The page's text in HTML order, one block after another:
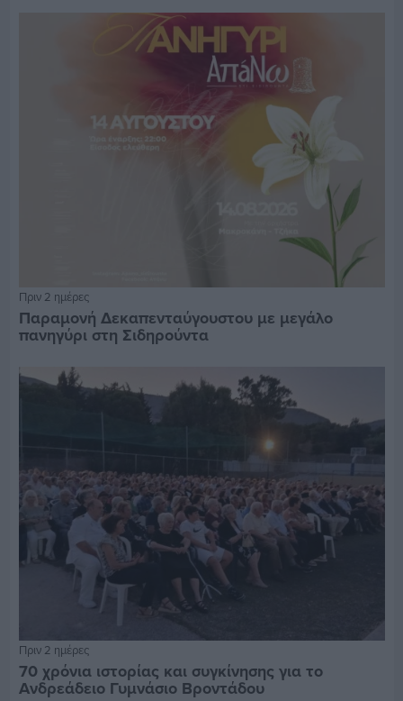
Πριν 2 ημέρες
Παραμονή Δεκαπενταύγουστου με μεγάλο
πανηγύρι στη Σιδηρούντα
Πριν 2 ημέρες
70 χρόνια ιστορίας και συγκίνησης για το
Ανδρεάδειο Γυμνάσιο Βροντάδου